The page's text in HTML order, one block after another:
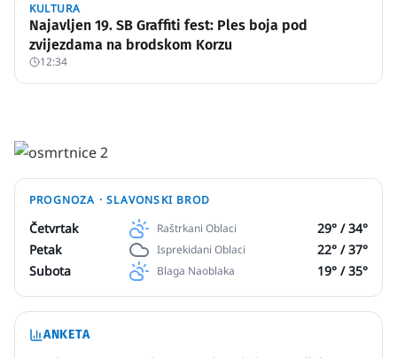
KULTURA
Najavljen 19. SB Graffiti fest: Ples boja pod
zvijezdama na brodskom Korzu
12:34
PROGNOZA ·SLAVONSKI BROD
Četvrtak Raštrkani Oblaci 29° /34°
Petak
Isprekidani Oblaci 22° /37°
Subota
Blaga Naoblaka 19° /35°
ANKETA